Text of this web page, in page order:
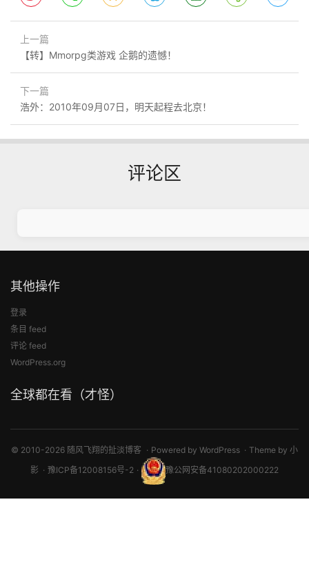
上一篇
【转】Mmorpg类游戏 企鹅的遗憾！
下一篇
浩外：2010年09月07日，明天起程去北京！
评论区
其他操作
登录
条目 feed
评论 feed
WordPress.org
全球都在看（才怪）
© 2010-2026 随风飞翔的扯淡博客 Powered by WordPress Theme by 小
影
豫ICP备12008156号-2 豫公网安备41080202000222